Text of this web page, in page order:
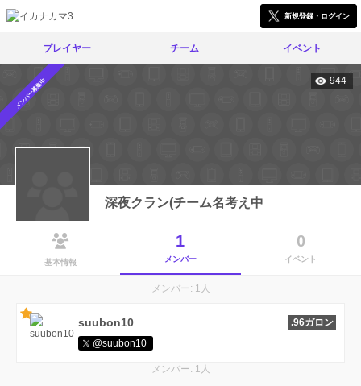
新規登録・ログイン
プレイヤー チーム イベント
メンバー募集中 944
深夜クラン(チーム名考え中
基本情報
1
メンバー
0
イベント
メンバー: 1人
suubon10
.96ガロン
@suubon10
メンバー: 1人